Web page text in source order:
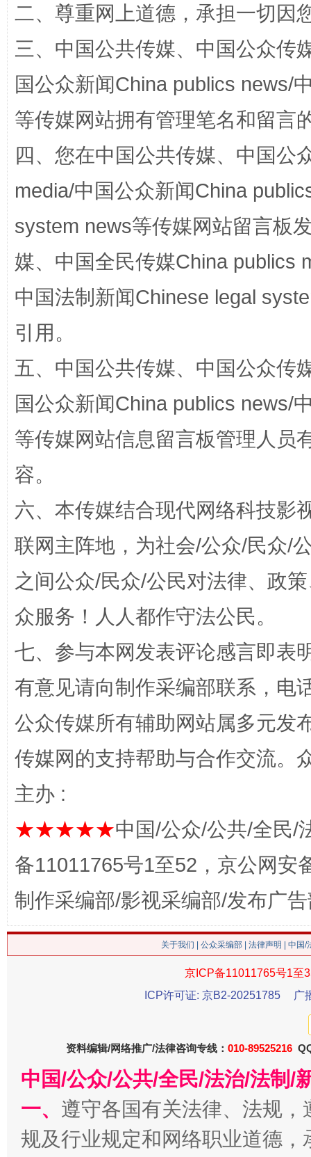
解纷+调解+退费，一次搞定
站台名比不上好声名
漫山遍野的桃花与雪山、麦地、白藏房 除
招工难、用工荒背后
网上购药对药下症？
这是一记警钟！ 谢
今
二、尊重网上道德，承担一切因
三、中国公共传媒、中国公众传
国公众新闻China publics news/
等传媒网站拥有管理笔名和留言
四、您在中国公共传媒、中国公
media/中国公众新闻China
system news等传媒网站留言板
媒、中国全民传媒China publics
中国法制新闻Chinese legal
引用。
五、中国公共传媒、中国公众传
国公众新闻China publics news/
等传媒网站信息留言板管理人员
容。
六、本传媒结合现代网络科技影
联网主阵地，为社会/公众/民众/
之间公众/民众/公民对法律、政
众服务！人人都作守法公民。
七、参与本网发表评论感言即表
有意见请向制作采编部联系，电
公众传媒所有辅助网站属多元发
传媒网的支持帮助与合作交流。
主办 :
★★★★★中国/公众/公共/全民/
备11011765号1至52，京公网安
制作采编部/影视采编部/发布广
关于我们 公众采编部 法律声明 | 中国
京ICP备11011765号1至
ICP许可证: 京B2-20251785
广
资料编辑/网络推广/法律咨询专线： 010-89525216
中国/公众/公共/全民/法治/法制/
一、 遵守各国有关法律、法规
规及行业规定和网络职业道德